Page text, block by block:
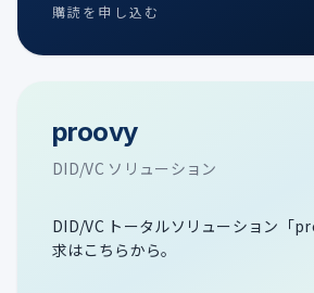
購読を申し込む
proovy
DID/VC ソリューション
DID/VC トータルソリューション「
求はこちらから。